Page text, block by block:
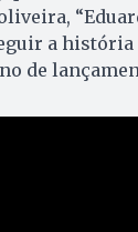
a história
de